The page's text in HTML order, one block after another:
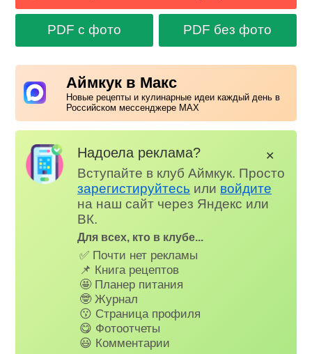
PDF с фото PDF без фото
Аймкук в Макс
Новые рецепты и кулинарные идеи каждый день в
Российском мессенджере MAX
Надоела реклама?
Вступайте в клуб Аймкук. Просто
зарегистируйтесь или войдите
на наш сайт через Яндекс или
ВК.
Для всех, кто в клубе...
✅ Почти нет рекламы
📌 Книга рецептов
🤩 Планер питания
🤓 Журнал
😗 Страница профиля
😋 Фотоотчеты
😃 Комментарии
✕